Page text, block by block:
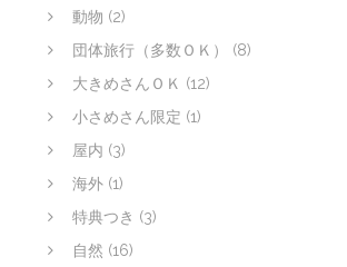
動物 (2)
団体旅行（多数ＯＫ）
(8)
大きめさんＯＫ (12)
小さめさん限定 (1)
屋内 (3)
海外 (1)
特典つき (3)
自然 (16)